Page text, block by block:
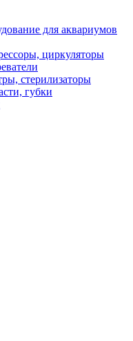
для аквариумов
циркуляторы
стерилизаторы
губки